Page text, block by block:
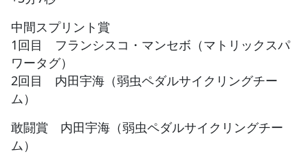
中間スプリント賞
1回目 フランシスコ・マンセボ（マトリックスパ
ワータグ）
2回目 内田宇海（弱虫ペダルサイクリングチー
ム）
敢闘賞 内田宇海（弱虫ペダルサイクリングチー
ム）